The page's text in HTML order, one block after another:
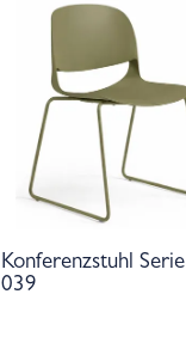
Konferenzstuhl Serie
039